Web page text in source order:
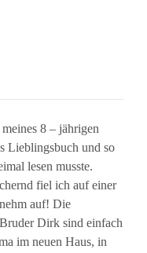
8 – jährigen
Lieblingsbuch und so
lesen musste.
fiel ich auf einer
auf! Die
Dirk sind einfach
im neuen Haus, in